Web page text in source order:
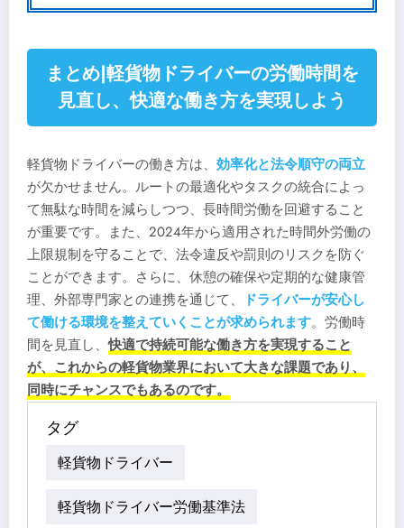
まとめ|軽貨物ドライバーの労働時間を
見直し、快適な働き方を実現しよう
軽貨物ドライバーの働き方は、 効率化と法令順守の両立
が欠かせません。ルートの最適化やタスクの統合によっ
て無駄な時間を減らしつつ、長時間労働を回避すること
が重要です。また、2024年から適用された時間外労働の
上限規制を守ることで、法令違反や罰則のリスクを防ぐ
ことができます。さらに、休憩の確保や定期的な健康管
理、外部専門家との連携を通じて、
ドライバーが安心し
て働ける環境を整えていくことが求められます。労働時
間を見直し、快適で持続可能な働き方を実現すること
が、これからの軽貨物業界において大きな課題であり、
同時にチャンスでもあるのです。
タグ
軽貨物ドライバー
軽貨物ドライバー労働基準法